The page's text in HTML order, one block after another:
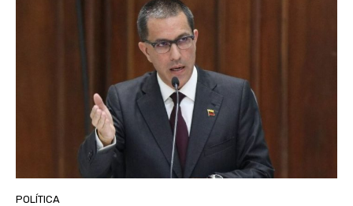
POLÍTICA